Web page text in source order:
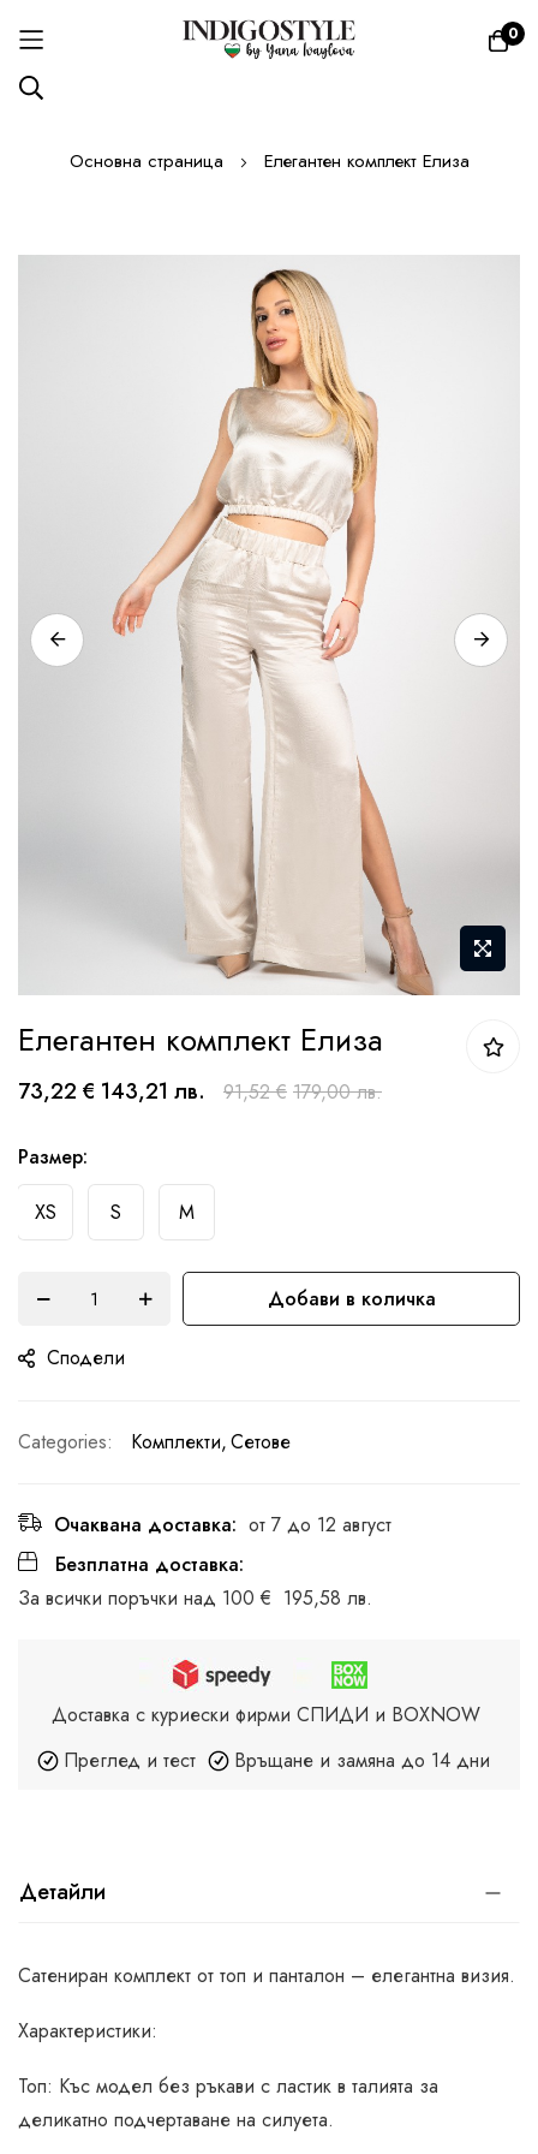
0
ПрескачанеОсновна страница Елегантен комплект Елиза
към
началото
галерия
със
снимки
Елегантен комплект Елиза
73,22 € 143,21 лв. 91,52 € 179,00 лв.
Размер
XS
S M
Добави в количка
Сподели
Categories: Комплекти Сетове
Очаквана доставка: от 7 до 12 август
Безплатна доставка:
За всички поръчки над 100 € 195,58 лв.
Доставка с куриески фирми СПИДИ и BOXNOW
Преглед и тест
Връщане и замяна до 14 дни
Детайли
Сатениран комплект от топ и панталон – елегантна визия.
Характеристики:
Топ: Къс модел без ръкави с ластик в талията за
деликатно подчертаване на силуета.